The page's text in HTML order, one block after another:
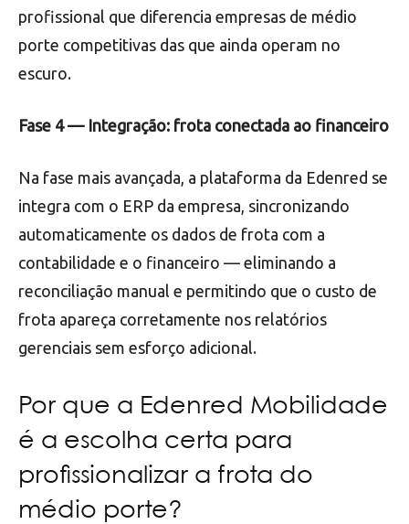
profissional que diferencia empresas de médio
porte competitivas das que ainda operam no
escuro.
Fase 4 — Integração: frota conectada ao financeiro
Na fase mais avançada, a plataforma da Edenred se
integra com o ERP da empresa, sincronizando
automaticamente os dados de frota com a
contabilidade e o financeiro — eliminando a
reconciliação manual e permitindo que o custo de
frota apareça corretamente nos relatórios
gerenciais sem esforço adicional.
Por que a Edenred Mobilidade
é a escolha certa para
profissionalizar a frota do
médio porte?